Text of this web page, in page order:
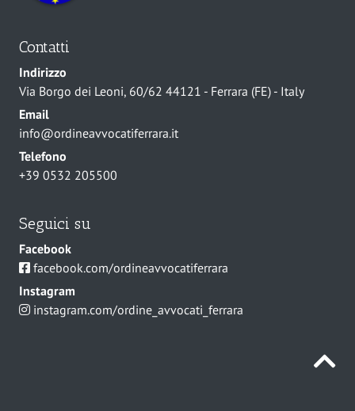
Contatti
Indirizzo
Via Borgo dei Leoni, 60/62 44121 - Ferrara (FE) - Italy
Email
info@ordineavvocatiferrara.it
Telefono
+39 0532 205500
Seguici su
Facebook
facebook.com/ordineavvocatiferrara
Instagram
instagram.com/ordine_avvocati_ferrara